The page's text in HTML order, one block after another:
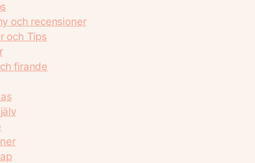
och recensioner
och Tips
firande